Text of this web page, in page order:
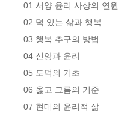
01 서양 윤리 사상의 연원
02 덕 있는 삶과 행복
03 행복 추구의 방법
04 신앙과 윤리
05 도덕의 기초
06 옳고 그름의 기준
07 현대의 윤리적 삶